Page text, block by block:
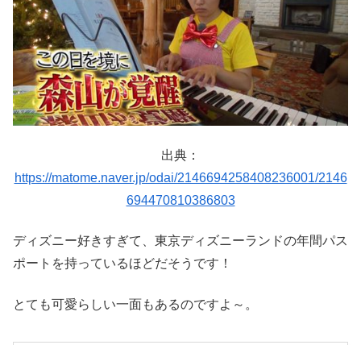
出典：
https://matome.naver.jp/odai/2146694258408236001/2146
694470810386803
ディズニー好きすぎて、東京ディズニーランドの年間パス
ポートを持っているほどだそうです！
とても可愛らしい一面もあるのですよ～。